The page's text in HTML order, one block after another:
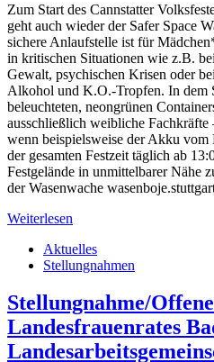
Zum Start des Cannstatter
geht auch wieder der Safer Space
sichere Anlaufstelle ist für
in kritischen Situationen wie z.B.
Gewalt, psychischen Krisen oder
Alkohol und K.O.-Tropfen. In dem
beleuchteten, neongrünen
ausschließlich weibliche
wenn beispielsweise der Akku vom
der gesamten Festzeit täglich ab
Festgelände in unmittelbarer Nähe
der Wasenwache
Weiterlesen
Aktuelles
Stellungnahmen
Stellungnahme/
Landesfrauenrates